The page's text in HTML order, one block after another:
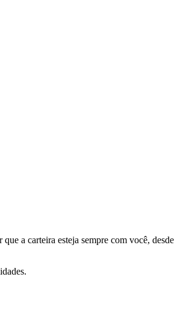
a carteira esteja sempre com você, desde